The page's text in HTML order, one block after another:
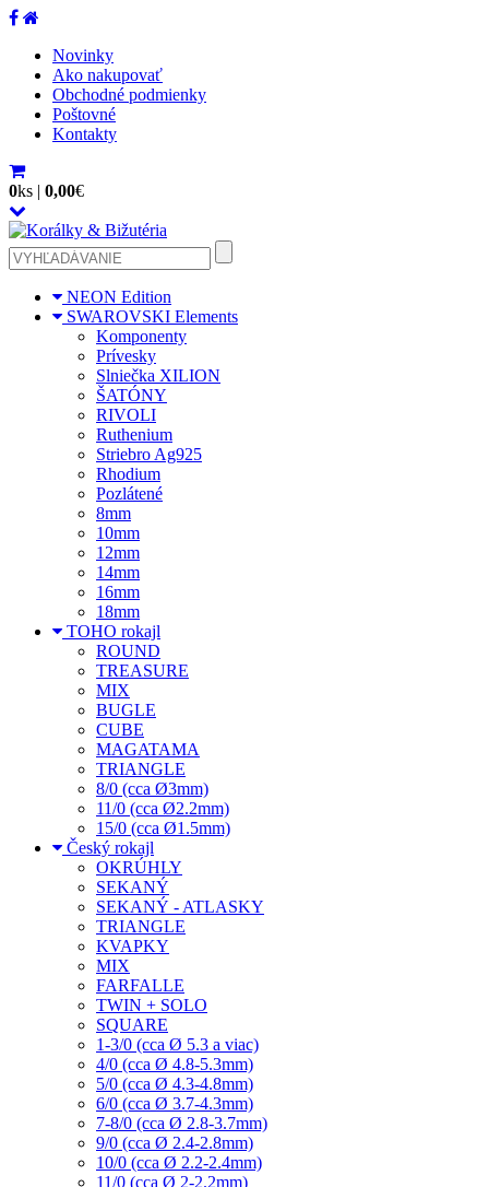
Novinky
Ako nakupovať
Obchodné podmienky
Poštovné
Kontakty
0ks | 0,00€
NEON Edition
SWAROVSKI Elements
Komponenty
Prívesky
Slniečka XILION
ŠATÓNY
RIVOLI
Ruthenium
Striebro Ag925
Rhodium
Pozlátené
8mm
10mm
12mm
14mm
16mm
18mm
TOHO rokajl
ROUND
TREASURE
MIX
BUGLE
CUBE
MAGATAMA
TRIANGLE
8/0 (cca Ø3mm)
11/0 (cca Ø2.2mm)
15/0 (cca Ø1.5mm)
Český rokajl
OKRÚHLY
SEKANÝ
SEKANÝ - ATLASKY
TRIANGLE
KVAPKY
MIX
FARFALLE
TWIN + SOLO
SQUARE
1-3/0 (cca Ø 5.3 a viac)
4/0 (cca Ø 4.8-5.3mm)
5/0 (cca Ø 4.3-4.8mm)
6/0 (cca Ø 3.7-4.3mm)
7-8/0 (cca Ø 2.8-3.7mm)
9/0 (cca Ø 2.4-2.8mm)
10/0 (cca Ø 2.2-2.4mm)
11/0 (cca Ø 2-2.2mm)